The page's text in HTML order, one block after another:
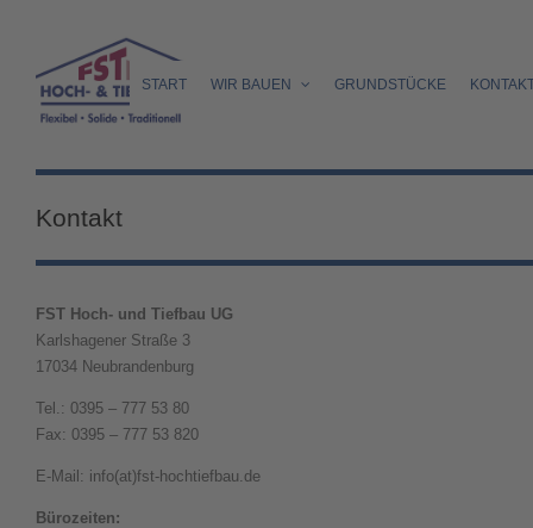
START WIR BAUEN GRUNDSTÜCKE
Kontakt
FST Hoch- und Tiefbau UG
Karlshagener Straße 3
17034 Neubrandenburg
Tel.: 0395 – 777 53 80
Fax: 0395 – 777 53 820
E-Mail: info(at)fst-hochtiefbau.de
Bürozeiten: